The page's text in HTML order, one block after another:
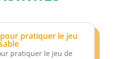
pratiquer le jeu
pratiquer le jeu de